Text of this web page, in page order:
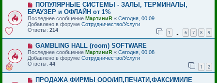
н
и
е
о
б
щ
е
и
е
Н
о
в
о
е
с
о
о
щ
е
н
и
е
ПОПУЛЯРНЫЕ СИСТЕМЫ - ЗАЛЫ, ТЕРМИНАЛЫ,
БРАУЗЕР и ОФЛАЙН от 1%
Последнее сообщение МартиниR « Сегодня, 00:09
Добавлено в форуме Сотрудничество/Услуги
Ответы: 214 1 6 7 8 9
Н
о
в
о
е
с
о
GAMBLING HALL (room) SOFTWARE
Последнее сообщение МартиниR « Сегодня, 00:08
Добавлено в форуме Сотрудничество/Услуги
Ответы: 44 1 2
НПРОДАЖА ФИРМЫ ООО/ИП,ПЕЧАТИ,ФАКСИМИЛЕ